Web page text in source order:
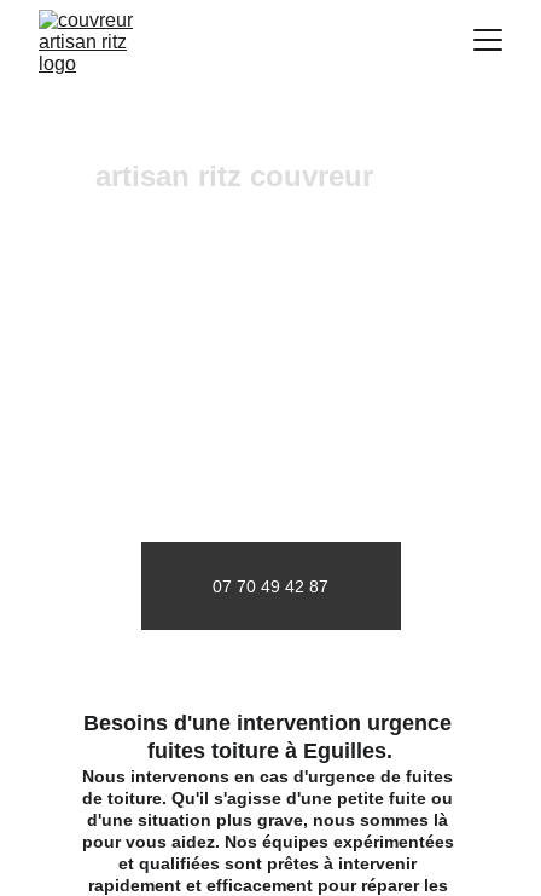
artisan ritz couvreur
07 70 49 42 87
Besoins d'une intervention urgence
fuites toiture à Eguilles.
Nous intervenons en cas d'urgence de fuites
de toiture. Qu'il s'agisse d'une petite fuite ou
d'une situation plus grave, nous sommes là
pour vous aidez. Nos équipes expérimentées
et qualifiées sont prêtes à intervenir
rapidement et efficacement pour réparer les